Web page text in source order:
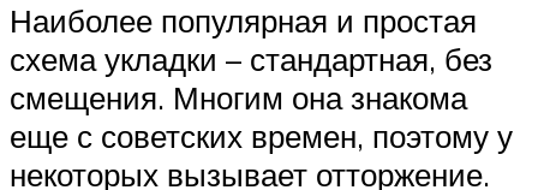
Наиболее популярная и простая
схема укладки – стандартная, без
смещения. Многим она знакома
еще с советских времен, поэтому у
некоторых вызывает отторжение.